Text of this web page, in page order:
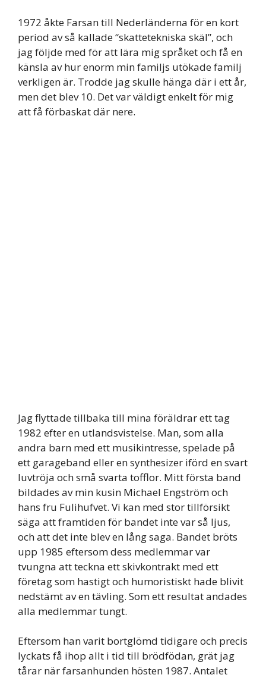
1972 åkte Farsan till Nederländerna för en kort
period av så kallade “skattetekniska skäl”, och
jag följde med för att lära mig språket och få en
känsla av hur enorm min familjs utökade familj
verkligen är. Trodde jag skulle hänga där i ett år,
men det blev 10. Det var väldigt enkelt för mig
att få förbaskat där nere.
Jag flyttade tillbaka till mina föräldrar ett tag
1982 efter en utlandsvistelse. Man, som alla
andra barn med ett musikintresse, spelade på
ett garageband eller en synthesizer iförd en svart
luvtröja och små svarta tofflor. Mitt första band
bildades av min kusin Michael Engström och
hans fru Fulihufvet. Vi kan med stor tillförsikt
säga att framtiden för bandet inte var så ljus,
och att det inte blev en lång saga. Bandet bröts
upp 1985 eftersom dess medlemmar var
tvungna att teckna ett skivkontrakt med ett
företag som hastigt och humoristiskt hade blivit
nedstämt av en tävling. Som ett resultat andades
alla medlemmar tungt.
Eftersom han varit bortglömd tidigare och precis
lyckats få ihop allt i tid till brödfödan, grät jag
tårar när farsanhunden hösten 1987. Antalet